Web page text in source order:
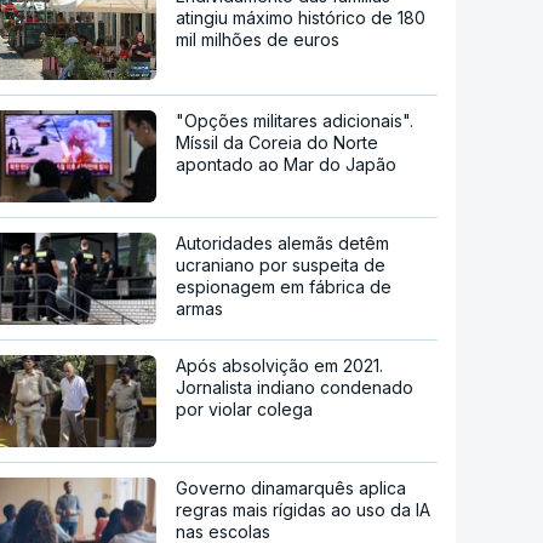
atingiu máximo histórico de 180
mil milhões de euros
"Opções militares adicionais".
Míssil da Coreia do Norte
apontado ao Mar do Japão
Autoridades alemãs detêm
ucraniano por suspeita de
espionagem em fábrica de
armas
Após absolvição em 2021.
Jornalista indiano condenado
por violar colega
Governo dinamarquês aplica
regras mais rígidas ao uso da IA
nas escolas